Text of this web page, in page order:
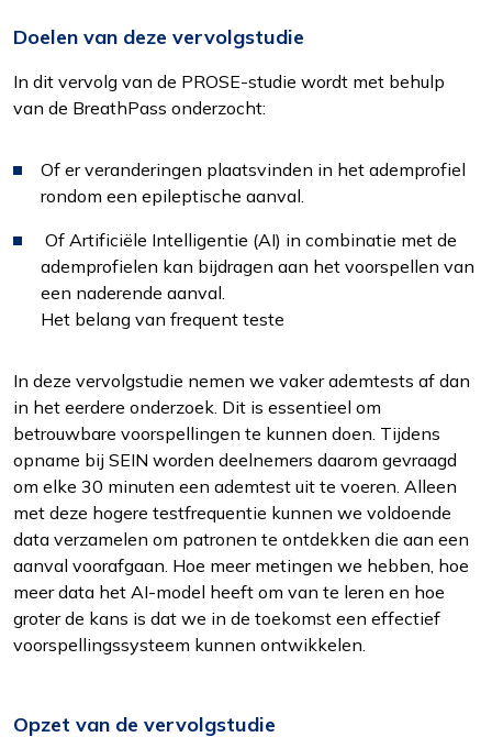
Doelen van deze vervolgstudie
In dit vervolg van de PROSE-studie wordt met behulp
van de BreathPass onderzocht:
Of er veranderingen plaatsvinden in het ademprofiel
rondom een epileptische aanval.
Of Artificiële Intelligentie (AI) in combinatie met de
ademprofielen kan bijdragen aan het voorspellen van
een naderende aanval.
Het belang van frequent teste
In deze vervolgstudie nemen we vaker ademtests af dan
in het eerdere onderzoek. Dit is essentieel om
betrouwbare voorspellingen te kunnen doen. Tijdens
opname bij SEIN worden deelnemers daarom gevraagd
om elke 30 minuten een ademtest uit te voeren. Alleen
met deze hogere testfrequentie kunnen we voldoende
data verzamelen om patronen te ontdekken die aan een
aanval voorafgaan. Hoe meer metingen we hebben, hoe
meer data het AI-model heeft om van te leren en hoe
groter de kans is dat we in de toekomst een effectief
voorspellingssysteem kunnen ontwikkelen.
Opzet van de vervolgstudie